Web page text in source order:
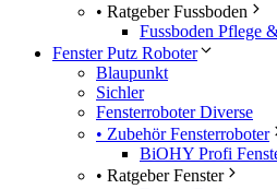
• Ratgeber Fussboden
Fussboden Pflege
Fenster Putz Roboter
Blaupunkt
Sichler
Fensterroboter Diverse
• Zubehör Fensterroboter
BiOHY Profi
• Ratgeber Fenster